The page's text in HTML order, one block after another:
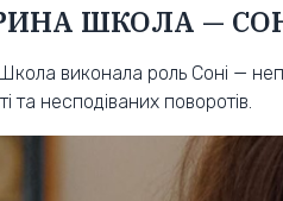
ШКОЛА —
виконала роль Соні —
та несподіваних поворотів.